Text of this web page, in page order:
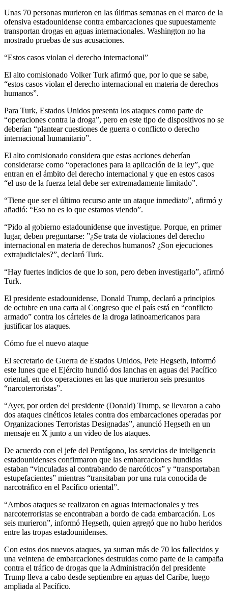
Unas 70 personas murieron en las últimas semanas en el marco de la
ofensiva estadounidense contra embarcaciones que supuestamente
transportan drogas en aguas internacionales. Washington no ha
mostrado pruebas de sus acusaciones.
“Estos casos violan el derecho internacional”
El alto comisionado Volker Turk afirmó que, por lo que se sabe,
“estos casos violan el derecho internacional en materia de derechos
humanos”.
Para Turk, Estados Unidos presenta los ataques como parte de
“operaciones contra la droga”, pero en este tipo de dispositivos no se
deberían “plantear cuestiones de guerra o conflicto o derecho
internacional humanitario”.
El alto comisionado considera que estas acciones deberían
considerarse como “operaciones para la aplicación de la ley”, que
entran en el ámbito del derecho internacional y que en estos casos
“el uso de la fuerza letal debe ser extremadamente limitado”.
“Tiene que ser el último recurso ante un ataque inmediato”, afirmó y
añadió: “Eso no es lo que estamos viendo”.
“Pido al gobierno estadounidense que investigue. Porque, en primer
lugar, deben preguntarse: ”¿Se trata de violaciones del derecho
internacional en materia de derechos humanos? ¿Son ejecuciones
extrajudiciales?”, declaró Turk.
“Hay fuertes indicios de que lo son, pero deben investigarlo”, afirmó
Turk.
El presidente estadounidense, Donald Trump, declaró a principios
de octubre en una carta al Congreso que el país está en “conflicto
armado” contra los cárteles de la droga latinoamericanos para
justificar los ataques.
Cómo fue el nuevo ataque
El secretario de Guerra de Estados Unidos, Pete Hegseth, informó
este lunes que el Ejército hundió dos lanchas en aguas del Pacífico
oriental, en dos operaciones en las que murieron seis presuntos
“narcoterroristas”.
“Ayer, por orden del presidente (Donald) Trump, se llevaron a cabo
dos ataques cinéticos letales contra dos embarcaciones operadas por
Organizaciones Terroristas Designadas”, anunció Hegseth en un
mensaje en X junto a un video de los ataques.
De acuerdo con el jefe del Pentágono, los servicios de inteligencia
estadounidenses confirmaron que las embarcaciones hundidas
estaban “vinculadas al contrabando de narcóticos” y “transportaban
estupefacientes” mientras “transitaban por una ruta conocida de
narcotráfico en el Pacífico oriental”.
“Ambos ataques se realizaron en aguas internacionales y tres
narcoterroristas se encontraban a bordo de cada embarcación. Los
seis murieron”, informó Hegseth, quien agregó que no hubo heridos
entre las tropas estadounidenses.
Con estos dos nuevos ataques, ya suman más de 70 los fallecidos y
una veintena de embarcaciones destruidas como parte de la campaña
contra el tráfico de drogas que la Administración del presidente
Trump lleva a cabo desde septiembre en aguas del Caribe, luego
ampliada al Pacífico.